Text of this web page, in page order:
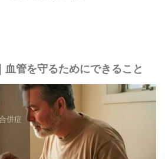
管を守るためにできること
併症